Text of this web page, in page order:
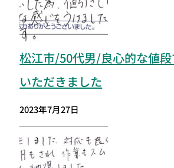
松江市/50代男/良心的な値
いただきました
2023年7月27日